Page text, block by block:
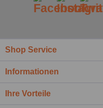
Shop Service
Informationen
Ihre Vorteile